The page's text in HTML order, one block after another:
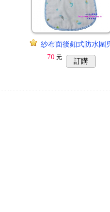
紗布面後釦式防水圍
70 元 訂購